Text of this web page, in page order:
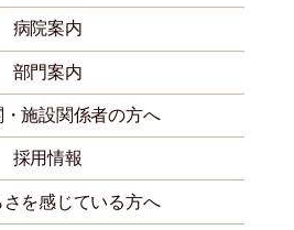
病院案内
部門案内
・施設関係者の方へ
採用情報
を感じている方へ